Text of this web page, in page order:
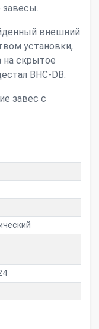
внешний
установки,
на скрытое
BНС-DB.
завес с